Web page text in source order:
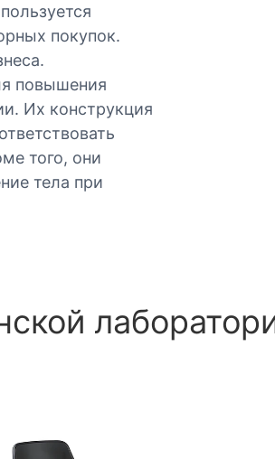
покупок.
повышения
Их конструкция
того, они
тела при